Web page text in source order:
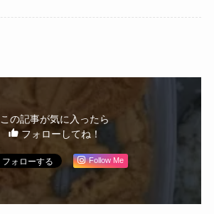
この記事が気に入ったら
フォローしてね！
Follow Me